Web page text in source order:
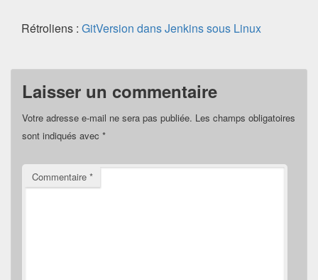
Rétroliens : GitVersion dans Jenkins sous Linux
Laisser un commentaire
Votre adresse e-mail ne sera pas publiée. Les champs obligatoires
sont indiqués avec *
Commentaire *